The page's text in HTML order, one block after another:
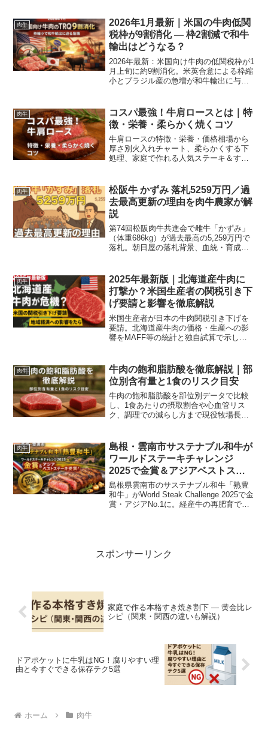
肉牛
2026年1月最新｜米国の牛肉低関
税枠が9割消化 — 枠2割減で和牛
輸出はどうなる？
2026年最新：米国向け牛肉の低関税枠が1
月上旬に約9割消化。米英合意による枠縮
小とブラジル産の急増が和牛輸出に与え
肉牛
コスパ最強！牛肩ロースとは｜特
徴・栄養・柔らかく焼くコツ
牛肩ロースの特徴・栄養・価格相場から
厚さ別火入れチャート、柔らかくする下
処理、家庭で作れる人気ステーキ＆すき
方、低温調理やフライパンでのプロ級テ
クニックも紹介。
肉牛
松阪牛 かずみ 落札5259万円／過
去最高更新の理由を肉牛農家が解
説
第74回松阪肉牛共進会で雌牛「かずみ」
（体重686kg）が過去最高の5,259万円で
落札。朝日屋の落札背景、血統・育成・
す。
肉牛
2025年最新版｜北海道産牛肉に
打撃か？米国生産者の関税引き下
げ要請と影響を徹底解説
米国生産者が日本の牛肉関税引き下げを
要請。北海道産牛肉の価格・生産への影
響をMAFF等の統計と独自試算で示し、
肉牛
牛肉の飽和脂肪酸を徹底解説｜部
位別含有量と1食のリスク目安
牛肉の飽和脂肪酸を部位別データで比較
し、1食あたりの摂取割合や心血管リス
ク、調理での減らし方まで現役牧場長が
肉牛
島根・雲南市サステナブル和牛が
ワールドステーキチャレンジ
2025で金賞＆アジアベストステ
ーキ受賞！
島根県雲南市のサステナブル和牛「熟豊
和牛」がWorld Steak Challenge 2025で金
賞・アジアNo.1に。経産牛の再肥育で生
スポンサーリンク
家庭で作る本格すき焼き割下 — 黄金比レ
シピ（関東・関西の違いも解説）
ドアポケットに牛乳はNG！腐りやすい理
由と今すぐできる保存テク5選
ホーム 肉牛